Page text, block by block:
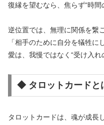
復縁を望むなら、焦らず“時間
逆位置では、無理に関係を繋
「相手のために自分を犠牲に
愛は、我慢ではなく“受け入れ
◆ タロットカードと
タロットカードは、魂が成長